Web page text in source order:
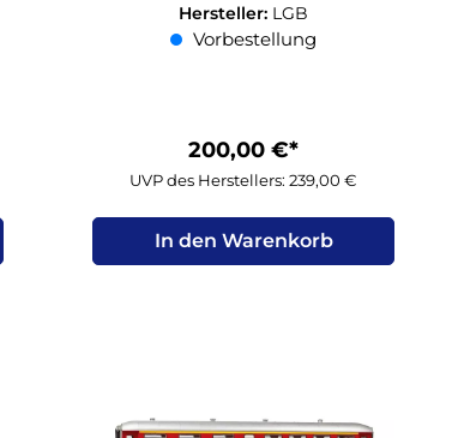
Hersteller: LGB
Vorbestellung
200,00 €*
UVP des Herstellers: 239,00 €
In den Warenkorb